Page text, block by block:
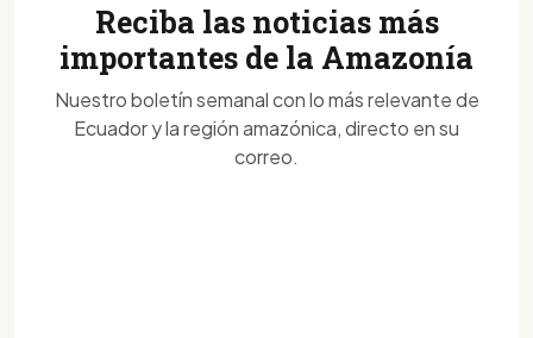
Reciba las noticias más
importantes de la Amazonía
Nuestro boletín semanal con lo más relevante de
Ecuador y la región amazónica, directo en su
correo.